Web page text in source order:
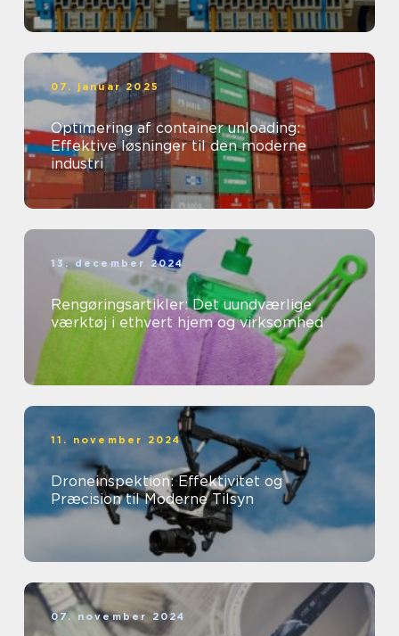
07. januar 2025
Optimering af container unloading:
Effektive løsninger til den moderne
industri
13. december 2024
Rengøringsartikler: Det uundværlige
værktøj i ethvert hjem og virksomhed
11. november 2024
Droneinspektion: Effektivitet og
Præcision til Moderne Tilsyn
07. november 2024